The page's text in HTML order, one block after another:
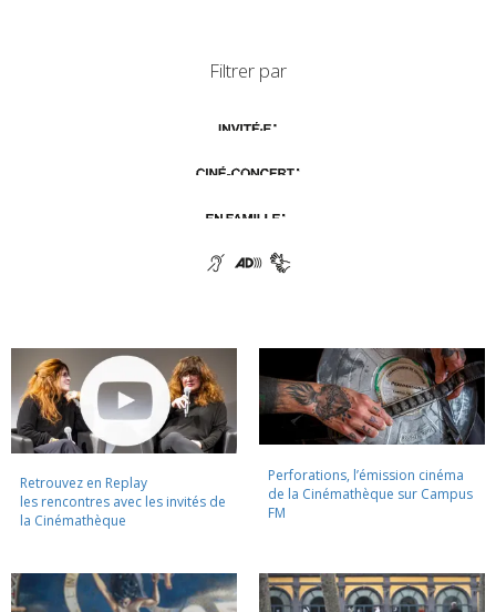
Filtrer par
Retrouvez en Replay
les rencontres avec les invités de
la Cinémathèque
Perforations, l’émission cinéma
de la Cinémathèque sur Campus
FM